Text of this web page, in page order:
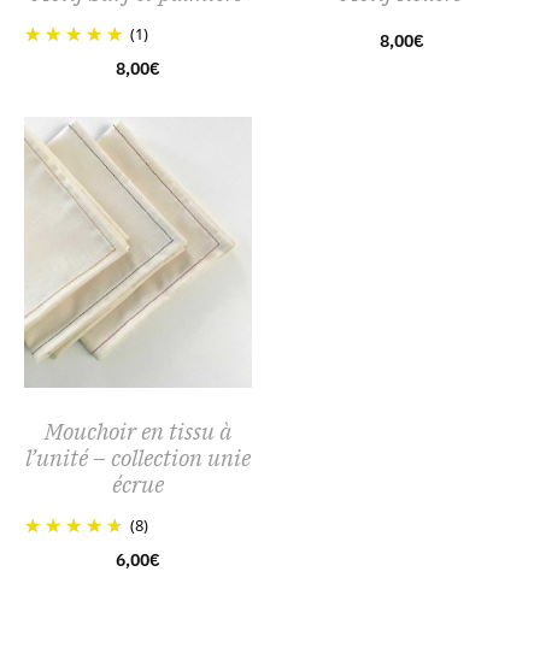
(1)
8,00€
8,00€
Mouchoir en tissu à
l’unité – collection unie
écrue
(8)
6,00€